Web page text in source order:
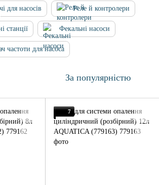
для насосів Реле й контролери
станції Фекальні насоси
частоти для насоса
За популярністю
7